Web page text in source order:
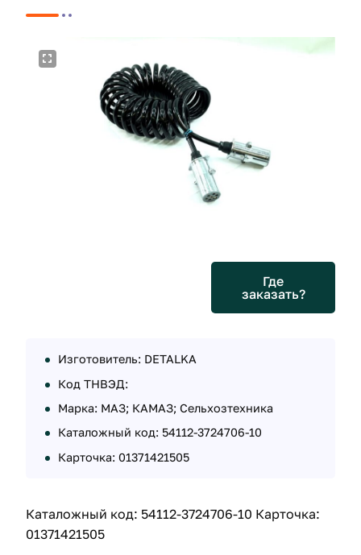
Где
заказать?
Изготовитель: DETALKA
Код ТНВЭД:
Марка: МАЗ; КАМАЗ; Сельхозтехника
Каталожный код: 54112-3724706-10
Карточка: 01371421505
Каталожный код: 54112-3724706-10 Карточка:
01371421505